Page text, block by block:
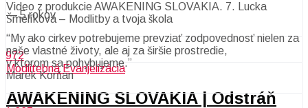
— 5 rokov
“My ako cirkev potrebujeme prevziať zodpovednosť nielen za
naše vlastné životy, ale aj za širšie prostredie,
v ktorom sa pohybujeme.”
Marek Korňan
Video z produkcie AWAKENING SLOVAKIA. 7. Lucka
Šmelíková – Modlitby a tvoja škola
972
Modlitebná Evanjelizácia
AWAKENING SLOVAKIA | Odstráň